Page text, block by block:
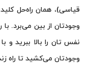
قیاسی)، همان راه‌حل
وجودتان از بین می‌برد. با
نفس تان را بالا ببرید و
وجودتان می‌کشید تا راه